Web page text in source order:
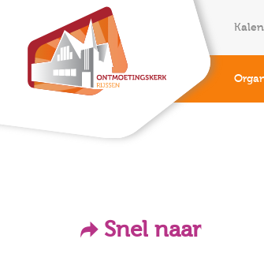
Snel naar